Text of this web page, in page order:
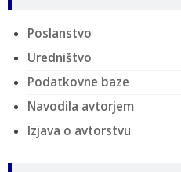
Poslanstvo
Uredništvo
Podatkovne baze
Navodila avtorjem
Izjava o avtorstvu